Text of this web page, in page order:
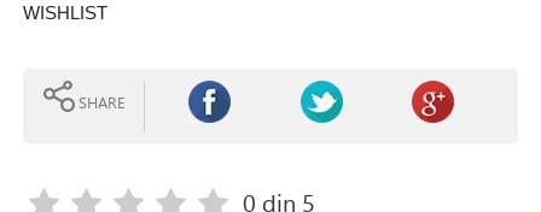
WISHLIST
SHARE
0 din 5